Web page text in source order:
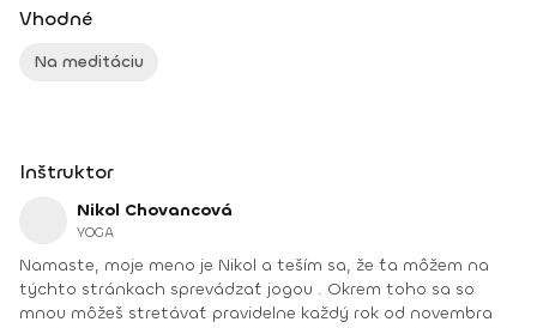
Vhodné
Na meditáciu
Inštruktor
Nikol Chovancová
YOGA
Namaste, moje meno je Nikol a teším sa, že ťa môžem na
týchto stránkach sprevádzať jogou . Okrem toho sa so
mnou môžeš stretávať pravidelne každý rok od novembra